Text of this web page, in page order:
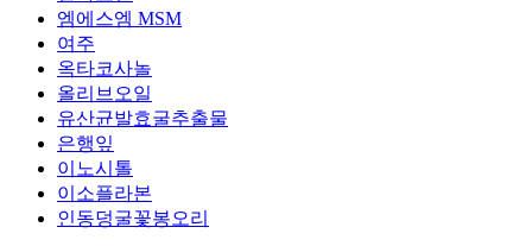
엠에스엠 MSM
여주
옥타코사놀
올리브오일
유산균발효굴추출물
은행잎
이노시톨
이소플라본
인동덩굴꽃봉오리